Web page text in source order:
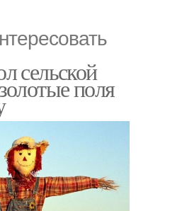
сельской
поля